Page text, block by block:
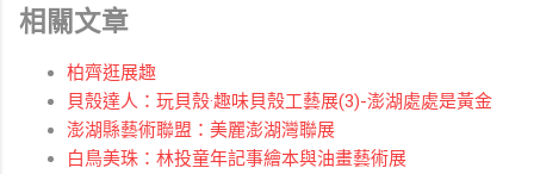
相關文章
柏齊逛展趣
貝殼達人：玩貝殼·趣味貝殼工藝展(3)-澎湖處處是黃金
澎湖縣藝術聯盟：美麗澎湖灣聯展
白鳥美珠：林投童年記事繪本與油畫藝術展